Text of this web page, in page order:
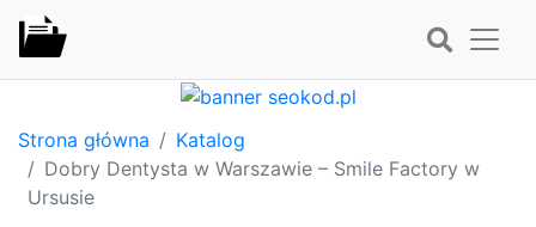
Strona główna
Katalog
Dobry Dentysta w Warszawie – Smile Factory w
Ursusie